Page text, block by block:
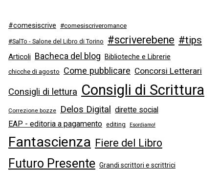
#comesiscrive #comesiscriveromance
#SalTo - Salone del Libro di Torino #scriverebene #tips
Articoli Bacheca del blog Biblioteche e Librerie
chicche di agosto Come pubblicare Concorsi Letterari
Consigli di lettura Consigli di Scrittura
Correzione bozze Delos Digital
dirette social
EAP - editoria a pagamento editing Esordiamo!
Fantascienza Fiere del Libro
Futuro Presente Grandi scrittori e scrittrici